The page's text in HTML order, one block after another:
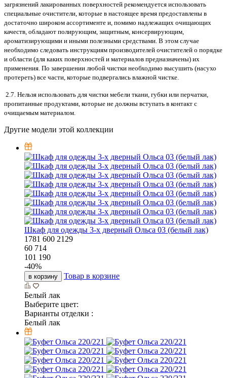
загрязнений лакированных поверхностей рекомендуется использовать
специальные очистители, которые в настоящее время предоставлены в
достаточно широком ассортименте и, помимо надлежащих очищающих
качеств, обладают полирующим, защитным, консервирующим,
ароматизирующими и иными полезными средствами. В этом случае
необходимо следовать инструкциям производителей очистителей о порядке
и области (для каких поверхностей и материалов предназначены) их
применения. По завершении любой чистки необходимо высушить (насухо
протереть) все части, которые подвергались влажной чистке.
2.7. Нельзя использовать для чистки мебели ткани, губки или перчатки,
пропитанные продуктами, которые не должны вступать в контакт с
очищаемым материалом.
Другие модели этой коллекции
Шкаф для одежды 3-х дверный Ольса 03 (белый лак)
1781 600 2129
60 714
101 190
-40%
в корзину Товар в корзине
Белый лак
Выберите цвет:
Варианты отделки :
Белый лак